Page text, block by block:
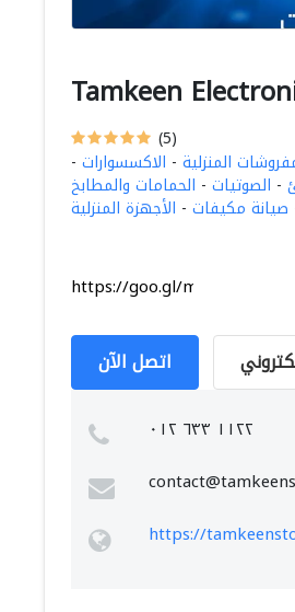
Tamkeen
(5)
المنزلية - الاكسسوارات -
- الصوتيات - الحمامات والمطابخ
صيانة مكيفات - الأجهزة المنزلية
https://goo.gl/maps/
اتصل الآن
١١٢٢ ٦٣٣ ٠١٢
https://